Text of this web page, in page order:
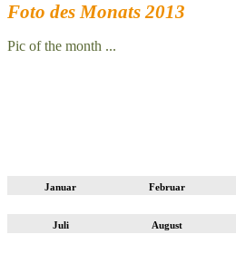
Foto des Monats 2013
Pic of the month ...
Januar Februar
Juli August